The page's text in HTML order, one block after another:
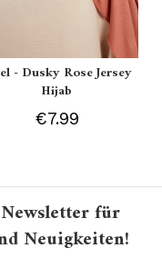
- Dusky Rose Jersey
Hijab
€7.99
für
Neuigkeiten!